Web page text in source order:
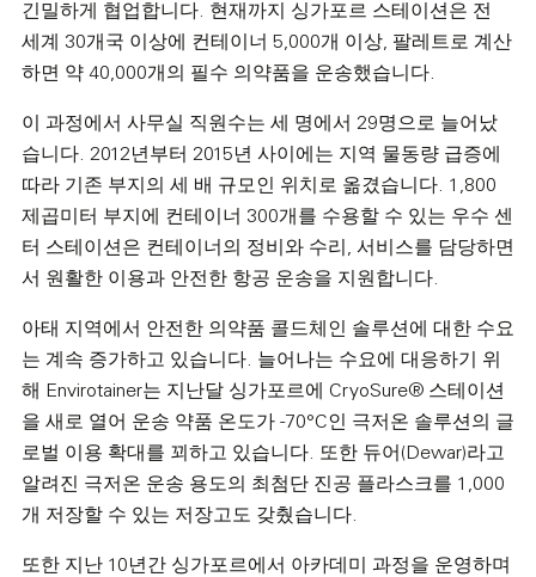
긴밀하게 협업합니다. 현재까지 싱가포르 스테이션은 전
세계 30개국 이상에 컨테이너 5,000개 이상, 팔레트로 계산
하면 약 40,000개의 필수 의약품을 운송했습니다.
이 과정에서 사무실 직원수는 세 명에서 29명으로 늘어났
습니다. 2012년부터 2015년 사이에는 지역 물동량 급증에
따라 기존 부지의 세 배 규모인 위치로 옮겼습니다. 1,800
제곱미터 부지에 컨테이너 300개를 수용할 수 있는 우수 센
터 스테이션은 컨테이너의 정비와 수리, 서비스를 담당하면
서 원활한 이용과 안전한 항공 운송을 지원합니다.
아태 지역에서 안전한 의약품 콜드체인 솔루션에 대한 수요
는 계속 증가하고 있습니다. 늘어나는 수요에 대응하기 위
해 Envirotainer는 지난달 싱가포르에 CryoSure® 스테이션
을 새로 열어 운송 약품 온도가 -70°C인 극저온 솔루션의 글
로벌 이용 확대를 꾀하고 있습니다. 또한 듀어(Dewar)라고
알려진 극저온 운송 용도의 최첨단 진공 플라스크를 1,000
개 저장할 수 있는 저장고도 갖췄습니다.
또한 지난 10년간 싱가포르에서 아카데미 과정을 운영하며